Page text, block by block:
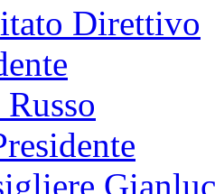
Direttivo